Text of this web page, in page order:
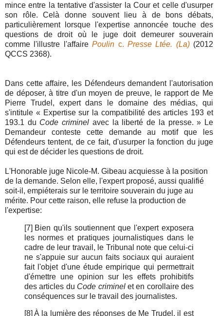
mince entre la tentative d'assister la Cour et celle d'usurper
son rôle. Celà donne souvent lieu à de bons débats,
particulièrement lorsque l'expertise annoncée touche des
questions de droit où le juge doit demeurer souverain
comme l'illustre l'affairePoulin c. Presse Ltée. (La)(2012
QCCS 2368).
Dans cette affaire, les Défendeurs demandent l'autorisation
de déposer, à titre d'un moyen de preuve, le rapport de Me
Pierre Trudel, expert dans le domaine des médias, qui
s'intitule « Expertise sur la compatibilité des articles 193 et
193.1 du Code criminel avec la liberté de la presse. » Le
Demandeur conteste cette demande au motif que les
Défendeurs tentent, de ce fait, d'usurper la fonction du juge
qui est de décider les questions de droit.
L'Honorable juge Nicole-M. Gibeau acquiesse à la position
de la demande. Selon elle, l'expert proposé, aussi qualifié
soit-il, empiéterais sur le territoire souverain du juge au
mérite. Pour cette raison, elle refuse la production de
l'expertise:
[7] Bien qu'ils soutiennent que l'expert exposera
les normes et pratiques journalistiques dans le
cadre de leur travail, le Tribunal note que celui-ci
ne s'appuie sur aucun faits sociaux qui auraient
fait l'objet d'une étude empirique qui permettrait
d'émettre une opinion sur les effets prohibitifs
des articles du Code criminelet en corollaire des
conséquences sur le travail des journalistes.
[8] À la lumière des réponses de Me Trudel, il est